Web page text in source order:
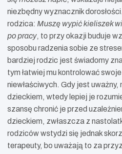
niezbędny wyznacznik
rodzica: Muszę wypić kieliszek
po pracy, to przy okazji buduje
sposobu radzenia sobie ze
bardziej rodzic jest świadomy
tym łatwiej mu kontrolować
niewłaściwych. Gdy jest
dzieckiem, wtedy lepiej je
szansę chronić je przed
dzieckiem, zwłaszcza z
rodziców wstydzi się jednak
terapeuty, bo uważają to za